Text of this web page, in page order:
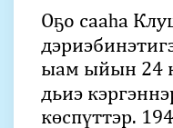
Оҕо сааһа
ыам ыйын 24
дьиэ
көспүттэр.